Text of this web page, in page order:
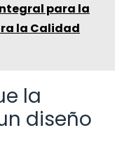
para la
la Calidad
la
diseño